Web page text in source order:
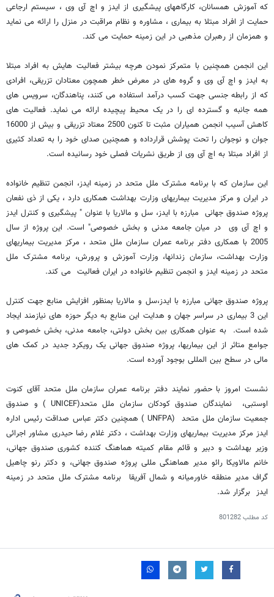
که آموزش همسانان، کارگاههای پیشگیری از ایدز و اچ آی وی ، سیستم ارجاعی
حمایت از افراد مبتلا به بیماری ، مشاوره و نظام مراقبت در منزل را ارائه می نماید
و همزمان از رهبران مذهبی در این زمینه حمایت می کند.
این انجمن همچنین با متمرکز نمودن هرچه بیشتر فعالیت هایش به افراد مبتلا
به ایدز و اچ آی وی و گروه های در معرض خطر همچون معتادان تزریقی، افرادی
که از رابطه جنسی جهت کسب درآمد استفاده می کنند، پناهندگان، سرویس های
همه جانبه و گسترده ای را در یک محیط پیچیده ارائه می نماید. فعالیت های
کاهش آسیب انجمن همیاران مثبت تا کنون 2500 معتاد تزریقی و بیش از 16000
جوان و نوجوان را تحت پوشش قرارداده و همچنین صدای خود را به تعداد کثیری
از افراد مبتلا به اچ آی وی از طریق نشریات فصلی خود رسانیده است.
این سازمان که با برنامه مشترک ملل متحد در زمینه ایدز، انجمن تنظیم خانواده
در ایران و مرکز مدیریت بیماریهای وزارت بهداشت همکاری دارد ، یکی از ذی نفعان
پروژه صندوق جهانی مبارزه با ایدز، سل و مالاریا با عنوان " پیشگیری و کنترل ایدز
و اچ آی وی در میان جامعه مدنی و بخش خصوصی" است. این پروژه از سال
2005 با همکاری دفتر برنامه عمران سازمان ملل متحد ، مرکز مدیریت بیماریهای
وزارت بهداشت، سازمان زندانها، وزارت آموزش و پرورش، برنامه مشترک ملل
متحد در زمینه ایدز و انجمن تنظیم خانواده در ایران فعالیت می کند.
پروژه صندوق جهانی مبارزه با ایدز،سل و مالاریا بمنظور افزایش منابع جهت کنترل
این 3 بیماری در سراسر جهان و هدایت این منابع به دیگر حوزه های نیازمند ایجاد
شده است. به عنوان همکاری بین بخش دولتی، جامعه مدنی، بخش خصوصی و
جوامع متاثر از این بیماریها، پروژه صندوق جهانی یک رویکرد جدید در کمک های
مالی در سطح بین المللی بوجود آورده است.
نشست امروز با حضور نمایند دفتر برنامه عمران سازمان ملل متحد آقای کنوت
اوستبی، نمایندگان صندوق کودکان سازمان ملل متحد(UNICEF ) و صندوق
جمعیت سازمان ملل متحد (UNFPA ) همچنین دکتر عباس صداقت رئیس اداره
ایدز مرکز مدیریت بیماریهای وزارت بهداشت ، دکتر غلام رضا حیدری مشاور اجرائی
وزیر بهداشت و دبیر و قائم مقام کمیته هماهنگ کننده کشوری صندوق جهانی،
خانم مالاویکا رائو مدیر هماهنگی مللی پروژه صندوق جهانی، و دکتر رنو چاهیل
گراف مدیر منطقه خاورمیانه و شمال آفریقا برنامه مشترک ملل متحد در زمینه
ایدز برگزار شد.
کد مطلب801282